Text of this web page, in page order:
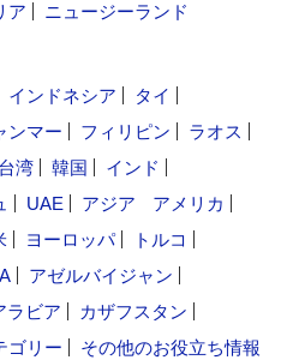
ア ニュージーランド
インドネシア
タイ
ンマー フィリピン
ラオス
台湾 韓国
インド
UAE アジア
アメリカ
ヨーロッパ
トルコ
アゼルバイジャン
ラビア
カザフスタン
ゴリー その他のお役立ち情報